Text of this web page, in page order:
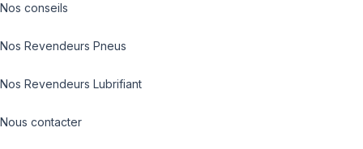
Nos conseils
Nos Revendeurs Pneus
Nos Revendeurs Lubrifiant
Nous contacter